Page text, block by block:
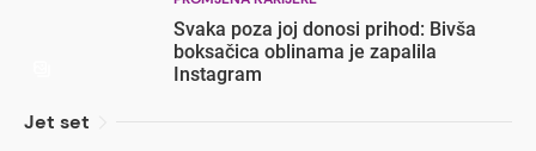
Svaka poza joj donosi prihod: Bivša
boksačica oblinama je zapalila
Instagram
Jet set